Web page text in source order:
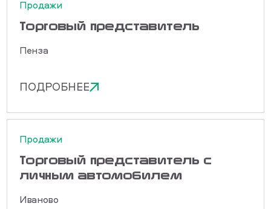
Продажи
Торговый представитель
Пенза
ПОДРОБНЕЕ
Продажи
Торговый представитель с
личным автомобилем
Иваново